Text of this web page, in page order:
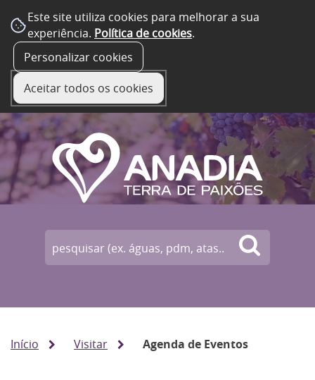
Este site utiliza cookies para melhorar a sua
experiência. Política de cookies.
Personalizar cookies
Aceitar todos os cookies
Início Visitar Agenda de Eventos